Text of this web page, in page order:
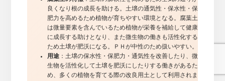
良くなり根の成長を助ける。土壌の通気性・保水性・保
肥力を高めるため植物が育ちやすい環境となる。腐葉土
は微量要素を含んでいるため植物が栄養を補給して健康
に成長する助けとなり、また微生物の働きも活性化する
ため土壌が肥沃になる。ＰＨが中性のため扱いやすい。
用途：土壌の保水性・保肥力・通気性を改善したり、微
生物を活性化して土壌を肥沃にしたりする働きがあるた
め、多くの植物を育てる際の改良用土として利用されま